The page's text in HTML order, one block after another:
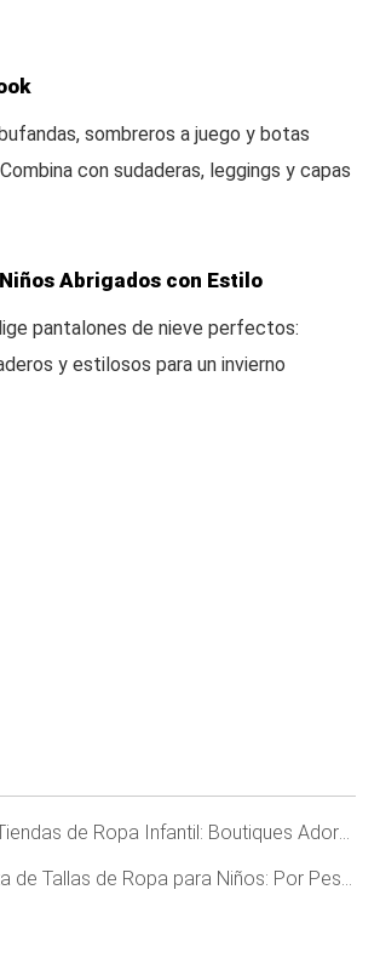
sombreros a juego y botas
con sudaderas, leggings y capas
Abrigados con Estilo
pantalones de nieve perfectos:
y estilosos para un invierno
Ropa Infantil: Boutiques Adorables con Estilos Únicos y Elegantes
Tallas de Ropa para Niños: Por Peso, Altura y Edad